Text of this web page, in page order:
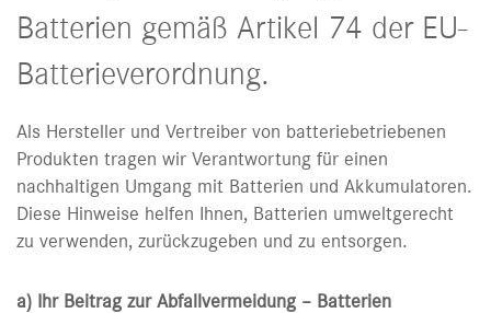
Batterien gemäß Artikel 74 der EU-
Batterieverordnung.
Als Hersteller und Vertreiber von batteriebetriebenen
Produkten tragen wir Verantwortung für einen
nachhaltigen Umgang mit Batterien und Akkumulatoren.
Diese Hinweise helfen Ihnen, Batterien umweltgerecht
zu verwenden, zurückzugeben und zu entsorgen.
a) Ihr Beitrag zur Abfallvermeidung – Batterien